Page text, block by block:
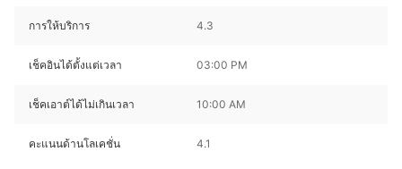
การให้บริการ 4.3
เช็คอินได้ตั้งแต่เวลา 03:00 PM
เช็คเอาต์ได้ไม่เกินเวลา 10:00 AM
คะแนนด้านโลเคชั่น 4.1